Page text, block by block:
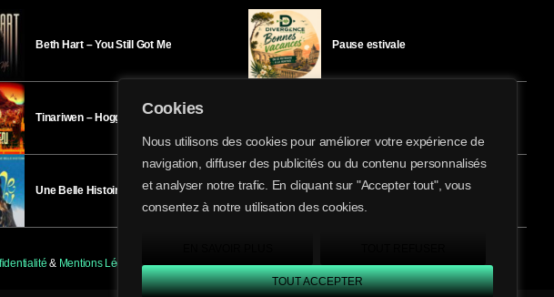
Cookies
Nous utilisons des cookies pour améliorer votre expérience de
navigation, diffuser des publicités ou du contenu personnalisés
et analyser notre trafic. En cliquant sur "Accepter tout", vous
consentez à notre utilisation des cookies.
TOUT ACCEPTER
share
email
Beth Hart – You Still Got Me
Tinariwen – Hoggar
Une Belle Histoire – Héloïse Bay
Pause estivale
Ici l’Ombre – mardi 28 juillet
& Mentions Légales.